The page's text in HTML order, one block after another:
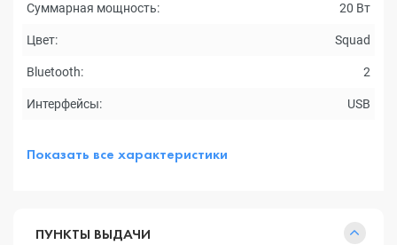
Суммарная мощность: 20 Вт
Цвет: Squad
Bluetooth: 2
Интерфейсы: USB
Показать все характеристики
ПУНКТЫ ВЫДАЧИ